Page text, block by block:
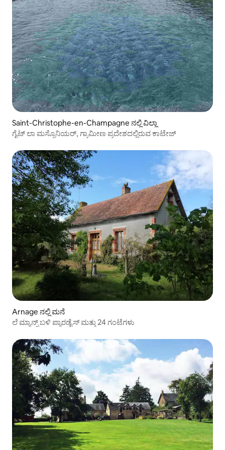
Saint-Christophe-en-Champagne ನಲ್ಲಿ ವಿಲ್ಲಾ
ಗೈಟ್ ಲಾ ಮಸ್ಸೊನಿಯರ್, ಗ್ರಾಮೀಣ ಪ್ರದೇಶದಲ್ಲಿರುವ ಕಾಟೇಜ್
Arnage ನಲ್ಲಿ ಮನೆ
ಲೆ ಮ್ಯಾನ್ಸ್ ಬಳಿ ಪ್ಯಾರಡೈಸ್ ಮತ್ತು 24 ಗಂಟೆಗಳು